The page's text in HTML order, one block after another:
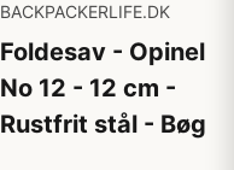
BACKPACKERLIFE.DK
Foldesav - Opinel
No 12 - 12 cm -
Rustfrit stål - Bøg